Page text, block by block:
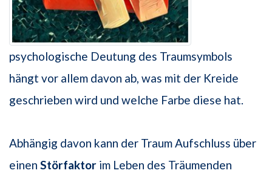
psychologische Deutung des Traumsymbols
hängt vor allem davon ab, was mit der Kreide
geschrieben wird und welche Farbe diese hat.
Abhängig davon kann der Traum Aufschluss über
einen Störfaktor im Leben des Träumenden